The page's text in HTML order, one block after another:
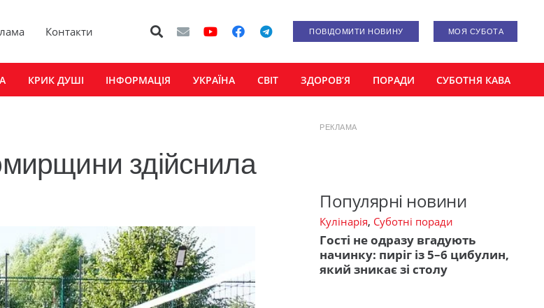
Контакти ПОВІДОМИТИ НОВИНУ МОЯ СУБОТА
КРИК ДУШІ ІНФОРМАЦІЯ УКРАЇНА СВІТ ЗДОРОВ’Я ПОРАДИ СУБОТНЯ КАВА
здійснила
РЕКЛАМА
Популярні новини
Кулінарія, Суботні поради
Гості не одразу вгадують
начинку: пиріг із 5–6 цибулин,
який зникає зі столу